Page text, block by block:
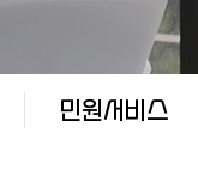
민원서비스